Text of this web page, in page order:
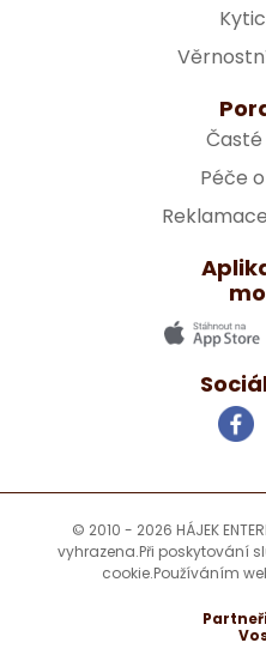
Péče
© 2010 - 2026 HÁJEK
vyhrazena.Při poskytování
cookie.Používáním